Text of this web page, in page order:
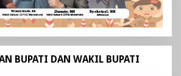
BUPATI DAN WAKIL BUPATI